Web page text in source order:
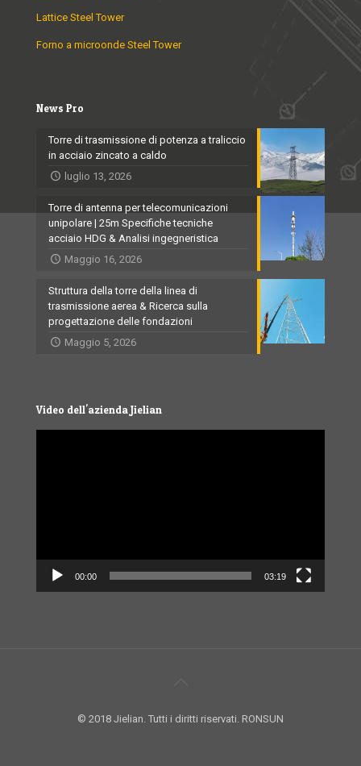
Lattice Steel Tower
Forno a microonde Steel Tower
News Pro
Torre di trasmissione di potenza a traliccio
in acciaio zincato a caldo
luglio 13, 2026
Torre di antenna per telecomunicazioni
unipolare | 25m Specifiche tecniche
acciaio HDG & Analisi ingegneristica
Maggio 16, 2026
Struttura della torre della linea di
trasmissione aerea & Ricerca sulla
progettazione delle fondazioni
Maggio 5, 2026
Video dell'azienda Jielian
00:00 03:19
© 2018 Jielian. Tutti i diritti riservati. RONSUN